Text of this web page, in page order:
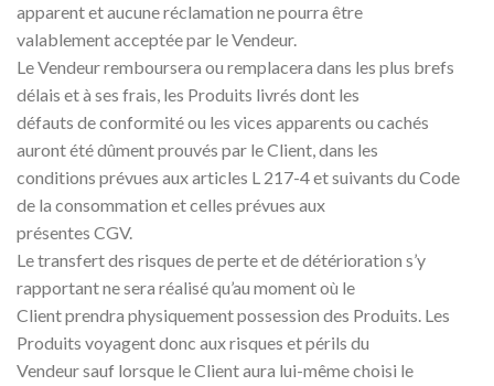
apparent et aucune réclamation ne pourra être
valablement acceptée par le Vendeur.
Le Vendeur remboursera ou remplacera dans les plus brefs
délais et à ses frais, les Produits livrés dont les
défauts de conformité ou les vices apparents ou cachés
auront été dûment prouvés par le Client, dans les
conditions prévues aux articles L 217-4 et suivants du Code
de la consommation et celles prévues aux
présentes CGV.
Le transfert des risques de perte et de détérioration s’y
rapportant ne sera réalisé qu’au moment où le
Client prendra physiquement possession des Produits. Les
Produits voyagent donc aux risques et périls du
Vendeur sauf lorsque le Client aura lui-même choisi le